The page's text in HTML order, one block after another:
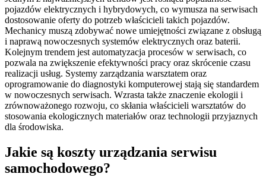
pojazdów elektrycznych i hybrydowych, co wymusza na serwisach
dostosowanie oferty do potrzeb właścicieli takich pojazdów.
Mechanicy muszą zdobywać nowe umiejętności związane z obsługą
i naprawą nowoczesnych systemów elektrycznych oraz baterii.
Kolejnym trendem jest automatyzacja procesów w serwisach, co
pozwala na zwiększenie efektywności pracy oraz skrócenie czasu
realizacji usług. Systemy zarządzania warsztatem oraz
oprogramowanie do diagnostyki komputerowej stają się standardem
w nowoczesnych serwisach. Wzrasta także znaczenie ekologii i
zrównoważonego rozwoju, co skłania właścicieli warsztatów do
stosowania ekologicznych materiałów oraz technologii przyjaznych
dla środowiska.
Jakie są koszty urządzania serwisu
samochodowego?